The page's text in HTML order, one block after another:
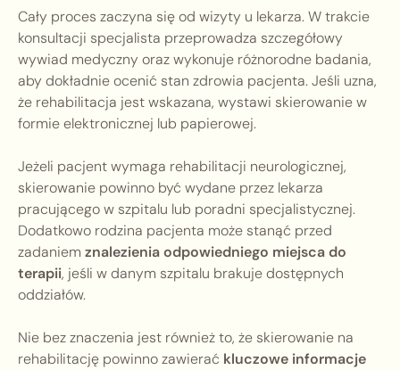
Cały proces zaczyna się od wizyty u lekarza. W trakcie
konsultacji specjalista przeprowadza szczegółowy
wywiad medyczny oraz wykonuje różnorodne badania,
aby dokładnie ocenić stan zdrowia pacjenta. Jeśli uzna,
że rehabilitacja jest wskazana, wystawi skierowanie w
formie elektronicznej lub papierowej.
Jeżeli pacjent wymaga rehabilitacji neurologicznej,
skierowanie powinno być wydane przez lekarza
pracującego w szpitalu lub poradni specjalistycznej.
Dodatkowo rodzina pacjenta może stanąć przed
zadaniem znalezienia odpowiedniego miejsca do
terapii, jeśli w danym szpitalu brakuje dostępnych
oddziałów.
Nie bez znaczenia jest również to, że skierowanie na
rehabilitację powinno zawierać kluczowe informacje